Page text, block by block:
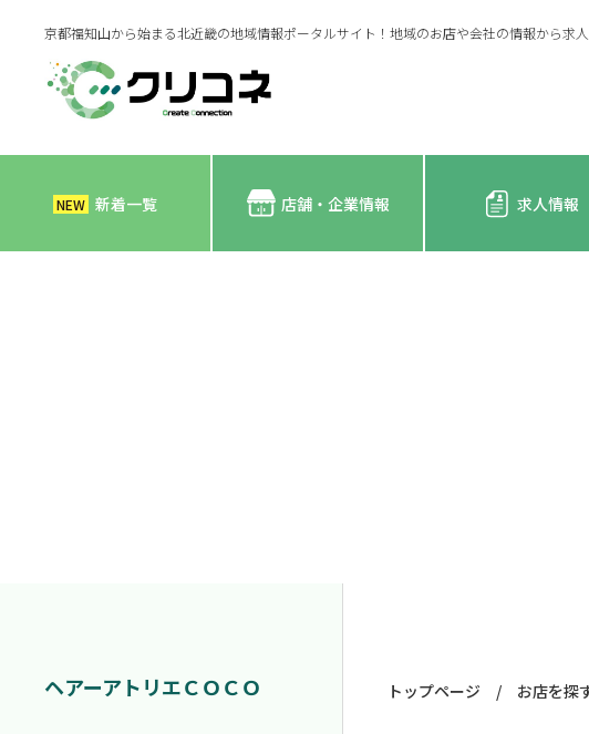
京都福知山から始まる北近畿の地域情報ポータルサイト！地域のお店や会社の情報から求
NEW 新着一覧 店舗・企業情報 求人情報
トップページ / お店を探
ヘアーアトリエＣＯＣＯ